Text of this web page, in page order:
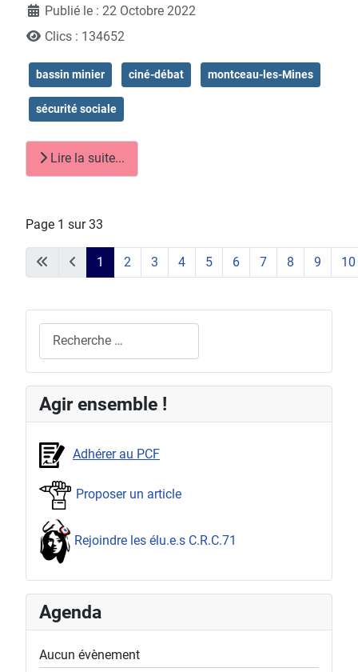
Publié le : 22 Octobre 2022
Clics : 134652
bassin minier ciné-débat montceau-les-Mines
sécurité sociale
Lire la suite...
Page 1 sur 33
1 2 3 4 5 6 7 8 9 10
Rechercher
Agir ensemble !
Adhérer au PCF
Proposer un article
Rejoindre les élu.e.s C.R.C.71
Agenda
Aucun évènement